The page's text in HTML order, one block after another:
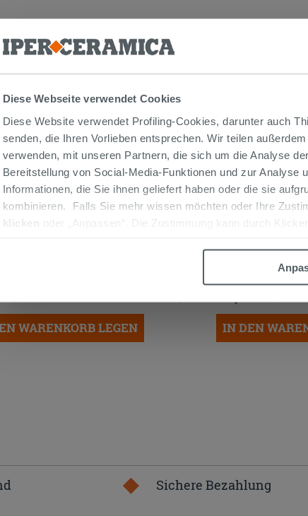
Diese Webseite verwendet Cookies
Diese Website verwendet Profiling-Cookies, darunter auch
senden, die Ihren Vorlieben entsprechen. Wir teilen
verwenden, mit unseren Partnern, die sich um die Analyse
Bereitstellung von Social-Media-Funktionen und zur
Informationen, die Sie ihnen geliefert haben oder die sie
kombinieren. Falls Sie mehr wissen möchten oder Ihre
klicken
oder „Anpassen“. Die Zustimmung kann durch
DIE DIESEN ARTIKEL GEKAUFT
OTVAL FÜR
SANITÄRE
WARENKORB LEGEN IN DEN
Sichere Bezahlung